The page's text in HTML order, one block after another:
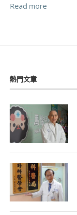
Read more
熱門文章